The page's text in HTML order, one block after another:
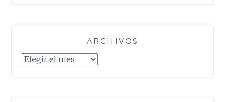
ARCHIVOS
Archivos